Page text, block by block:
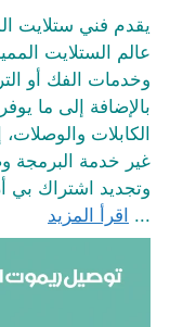
يقدم فني ستلايت
عالم الستلايت
وخدمات الفك أو
بالإضافة إلى ما
الكابلات
غير خدمة البرمجة
وتجديد اشتراك بي
... اقرأ المزيد